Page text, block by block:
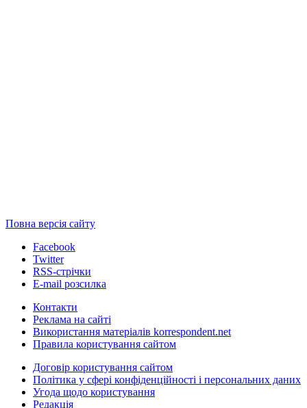
Повна версія сайту
Facebook
Twitter
RSS-стрічки
E-mail розсилка
Контакти
Реклама на сайті
Використання матеріалів korrespondent.net
Правила користування сайтом
Договір користування сайтом
Політика у сфері конфіденційності і персональних даних
Угода щодо користування
Редакція